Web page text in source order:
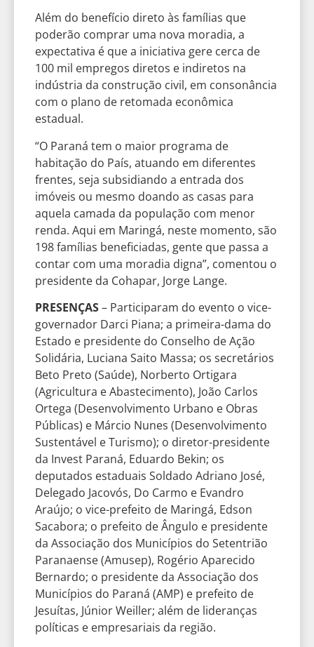
Além do benefício direto às famílias que
poderão comprar uma nova moradia, a
expectativa é que a iniciativa gere cerca de
100 mil empregos diretos e indiretos na
indústria da construção civil, em consonância
com o plano de retomada econômica
estadual.
“O Paraná tem o maior programa de
habitação do País, atuando em diferentes
frentes, seja subsidiando a entrada dos
imóveis ou mesmo doando as casas para
aquela camada da população com menor
renda. Aqui em Maringá, neste momento, são
198 famílias beneficiadas, gente que passa a
contar com uma moradia digna”, comentou o
presidente da Cohapar, Jorge Lange.
PRESENÇAS– Participaram do evento o vice-
governador Darci Piana; a primeira-dama do
Estado e presidente do Conselho de Ação
Solidária, Luciana Saito Massa; os secretários
Beto Preto (Saúde), Norberto Ortigara
(Agricultura e Abastecimento), João Carlos
Ortega (Desenvolvimento Urbano e Obras
Públicas) e Márcio Nunes (Desenvolvimento
Sustentável e Turismo); o diretor-presidente
da Invest Paraná, Eduardo Bekin; os
deputados estaduais Soldado Adriano José,
Delegado Jacovós, Do Carmo e Evandro
Araújo; o vice-prefeito de Maringá, Edson
Sacabora; o prefeito de Ângulo e presidente
da Associação dos Municípios do Setentrião
Paranaense (Amusep), Rogério Aparecido
Bernardo; o presidente da Associação dos
Municípios do Paraná (AMP) e prefeito de
Jesuítas, Júnior Weiller; além de lideranças
políticas e empresariais da região.